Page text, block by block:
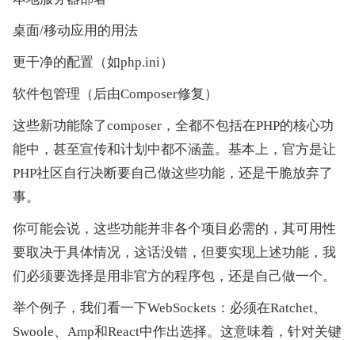
桌面/移动应用的用法
更干净的配置（如php.ini）
软件包管理（后由Composer修复）
这些新功能除了composer，全都不包括在PHP的核心功
能中，甚至宣传和计划中都不涵盖。基本上，官方是让
PHP社区自行决断要自己做这些功能，还是干脆放弃了
事。
你可能会说，这些功能并非各个项目必需的，其可用性
要取决于具体情况，这话没错，但要实现上述功能，我
们必须要选择是用非官方的程序包，还是自己做一个。
举个例子，我们看一下WebSockets：必须在Ratchet、
Swoole、Amp和React中作出选择。这意味着，针对关键